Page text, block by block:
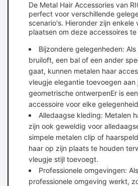
De Metal Hair Accessories van
perfect voor verschillende
scenario's. Hieronder zijn enkele
plaatsen om deze accessoires
Bijzondere gelegenheden: Als
bruiloft, een bal of een ander
gaat, kunnen metalen haar
vleugje elegantie toevoegen
geometrische ontwerpenEr is
accessoire voor elke
Alledaagse kleding: Metalen
zijn ook geweldig voor
simpele metalen clip of
haar op zijn plaats te houden
vleugje stijl toevoegt.
Professionele omgevingen:
professionele omgeving werkt,